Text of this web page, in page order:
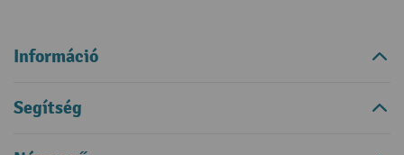
Információ
Segítség